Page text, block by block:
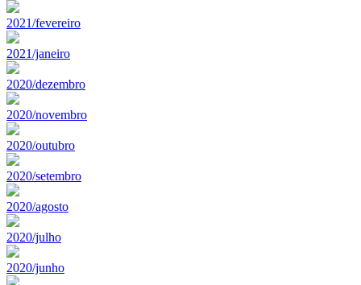
2021/fevereiro
2021/janeiro
2020/dezembro
2020/novembro
2020/outubro
2020/setembro
2020/agosto
2020/julho
2020/junho